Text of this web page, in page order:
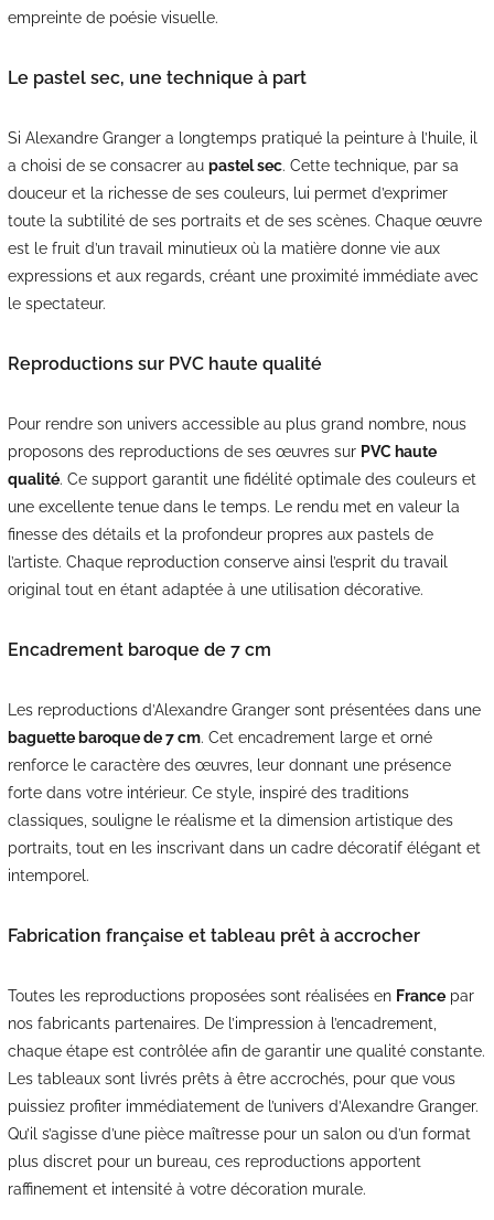
empreinte de poésie visuelle.
Le pastel sec, une technique à part
Si Alexandre Granger a longtemps pratiqué la peinture à l’huile, il
a choisi de se consacrer au pastel sec. Cette technique, par sa
douceur et la richesse de ses couleurs, lui permet d’exprimer
toute la subtilité de ses portraits et de ses scènes. Chaque œuvre
est le fruit d’un travail minutieux où la matière donne vie aux
expressions et aux regards, créant une proximité immédiate avec
le spectateur.
Reproductions sur PVC haute qualité
Pour rendre son univers accessible au plus grand nombre, nous
proposons des reproductions de ses œuvres sur PVC haute
qualité. Ce support garantit une fidélité optimale des couleurs et
une excellente tenue dans le temps. Le rendu met en valeur la
finesse des détails et la profondeur propres aux pastels de
l’artiste. Chaque reproduction conserve ainsi l’esprit du travail
original tout en étant adaptée à une utilisation décorative.
Encadrement baroque de 7 cm
Les reproductions d’Alexandre Granger sont présentées dans une
baguette baroque de 7 cm. Cet encadrement large et orné
renforce le caractère des œuvres, leur donnant une présence
forte dans votre intérieur. Ce style, inspiré des traditions
classiques, souligne le réalisme et la dimension artistique des
portraits, tout en les inscrivant dans un cadre décoratif élégant et
intemporel.
Fabrication française et tableau prêt à accrocher
Toutes les reproductions proposées sont réalisées en Francepar
nos fabricants partenaires. De l’impression à l’encadrement,
chaque étape est contrôlée afin de garantir une qualité constante.
Les tableaux sont livrés prêts à être accrochés, pour que vous
puissiez profiter immédiatement de l’univers d’Alexandre Granger.
Qu’il s’agisse d’une pièce maîtresse pour un salon ou d’un format
plus discret pour un bureau, ces reproductions apportent
raffinement et intensité à votre décoration murale.